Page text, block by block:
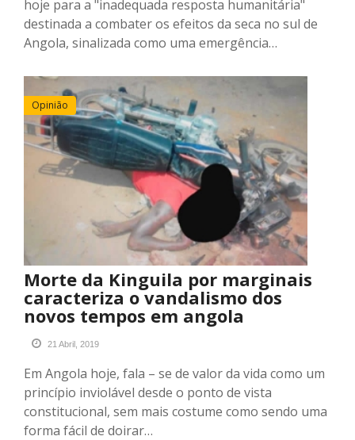
hoje para a "inadequada resposta humanitária"
destinada a combater os efeitos da seca no sul de
Angola, sinalizada como uma emergência…
Opinião
Morte da Kinguila por marginais
caracteriza o vandalismo dos
novos tempos em angola
21 Abril, 2019
Em Angola hoje, fala – se de valor da vida como um
princípio inviolável desde o ponto de vista
constitucional, sem mais costume como sendo uma
forma fácil de doirar…